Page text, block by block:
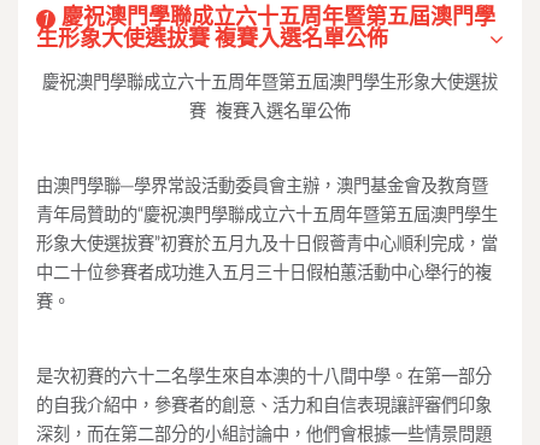
1
慶祝澳門學聯成立六十五周年暨第五屆澳門學
生形象大使選拔賽 複賽入選名單公佈
慶祝澳門學聯成立六十五周年暨第五屆澳門學生形象大使選拔
賽 複賽入選名單公佈
由澳門學聯─學界常設活動委員會主辦，澳門基金會及教育暨
青年局贊助的“慶祝澳門學聯成立六十五周年暨第五屆澳門學生
形象大使選拔賽”初賽於五月九及十日假薈青中心順利完成，當
中二十位參賽者成功進入五月三十日假柏蕙活動中心舉行的複
賽。
是次初賽的六十二名學生來自本澳的十八間中學。在第一部分
的自我介紹中，參賽者的創意、活力和自信表現讓評審們印象
深刻，而在第二部分的小組討論中，他們會根據一些情景問題